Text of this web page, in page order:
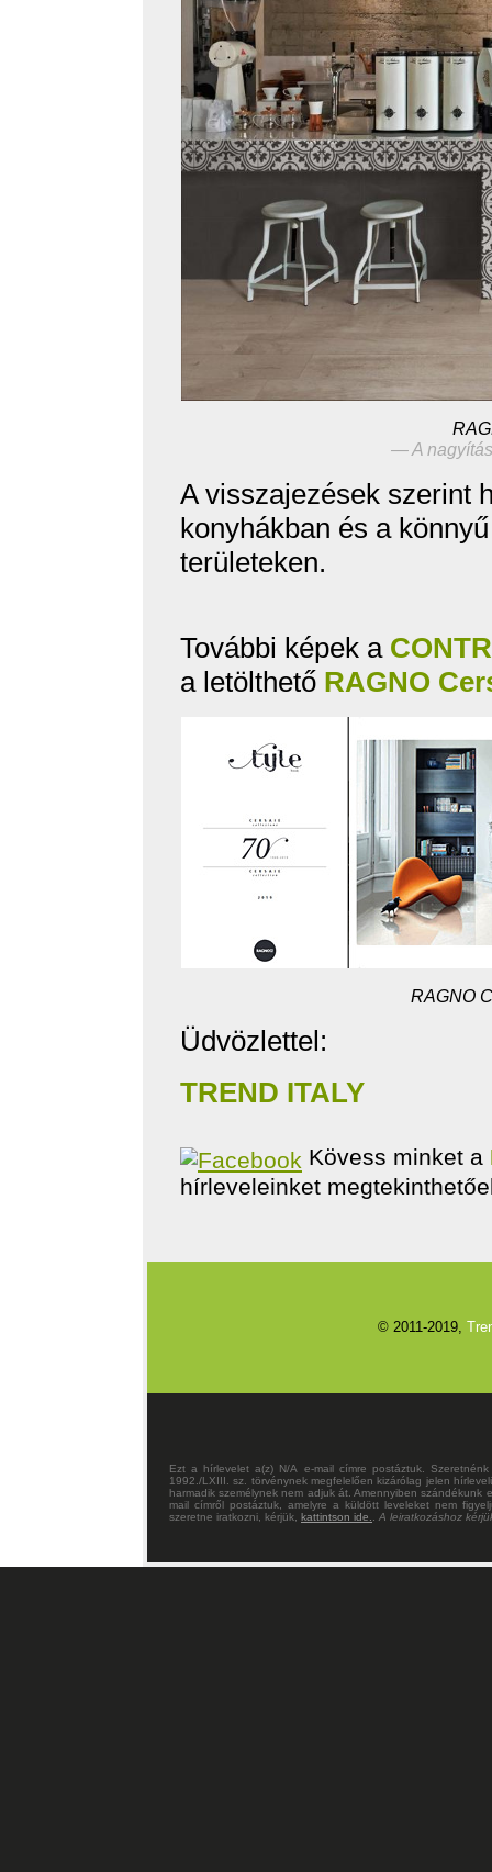
— A
A visszajezések szerint
konyhákban és a
területeken.
További képek a
a letölthető RAGNO
RAGNO
Üdvözlettel:
TREND ITALY
Kövess minket a
hírleveleinket
© 2011-2019,
Ezt a hírlevelet a(z) N/A e-mail címre postáztuk.
1992./LXIII. sz. törvénynek megfelelően kizárólag jelen
harmadik személynek nem adjuk át. Amennyiben
mail címről postáztuk, amelyre a küldött leveleket nem
szeretne iratkozni, kérjük, kattintson ide. A leiratkozáshoz